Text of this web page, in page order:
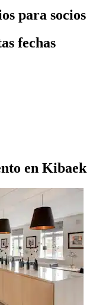
para socios
fechas
en Kibaek